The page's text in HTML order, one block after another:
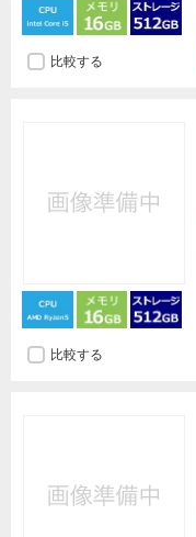
比較する
比較する